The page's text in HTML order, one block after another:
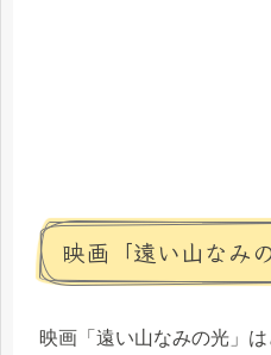
映画「遠い山なみ
映画「遠い山なみの光」